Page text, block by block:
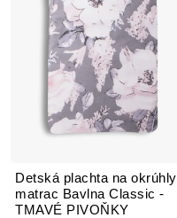
Detská plachta na okrúhly
matrac Bavlna Classic -
TMAVÉ PIVOŇKY